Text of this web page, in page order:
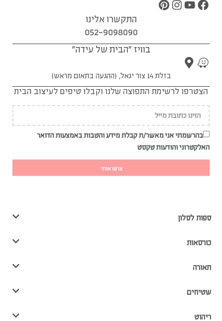
התקשרו אלינו
052-9098090
בוויז "הבית של עידה"
בזלת 14 צור יגאל, (ההגעה בתאום מראש)
הצטרפו לרשימת התפוצה שלנו וקבלו טיפים לעיצוב הבית
בהרשמתי אני מאשר/ת קבלת מידע והטבות באמצעות הדואר
האלקטרוני והודעות טקסט
צרפו אותי
ספות לסלון
כורסאות
תאורה
שטיחים
ריהוט